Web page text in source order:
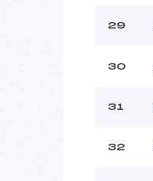
29
30
31
32